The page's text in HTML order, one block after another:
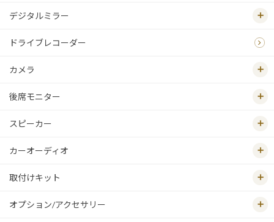
デジタルミラー
ドライブレコーダー
カメラ
後席モニター
スピーカー
カーオーディオ
取付けキット
オプション/アクセサリー